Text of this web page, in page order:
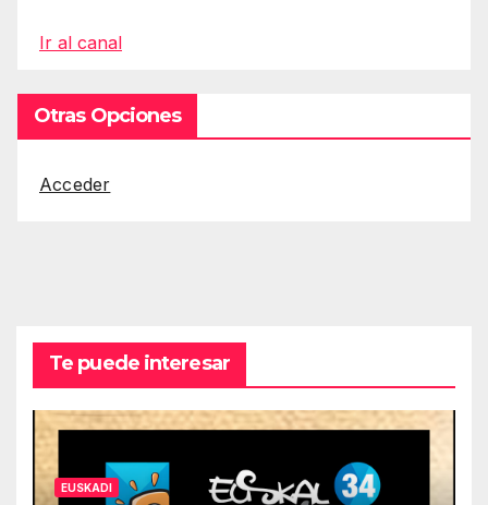
Ir al canal
Otras Opciones
Acceder
Te puede interesar
EUSKADI